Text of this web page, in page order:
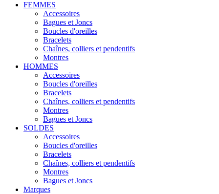
FEMMES
Accessoires
Bagues et Joncs
Boucles d'oreilles
Bracelets
Chaînes, colliers et pendentifs
Montres
HOMMES
Accessoires
Boucles d'oreilles
Bracelets
Chaînes, colliers et pendentifs
Montres
Bagues et Joncs
SOLDES
Accessoires
Boucles d'oreilles
Bracelets
Chaînes, colliers et pendentifs
Montres
Bagues et Joncs
Marques